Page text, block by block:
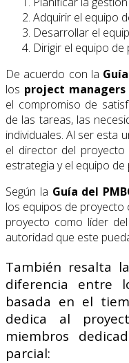
Adquirir el equipo
Desarrollar el
Dirigir el equipo de
De acuerdo con la
los project
el compromiso de
de las tareas, las
individuales. Al ser esta
el director del
estrategia y el equipo de
Según la Guía del
los equipos de
proyecto como líder
autoridad que este
También resalta
diferencia entre
basada en el
dedica al
miembros
parcial: